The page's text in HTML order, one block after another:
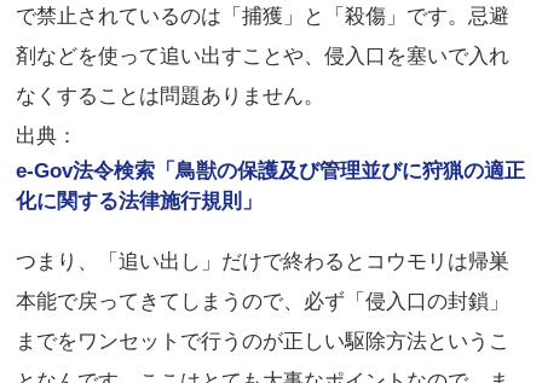
で禁止されているのは「捕獲」と「殺傷」です。忌避
剤などを使って追い出すことや、侵入口を塞いで入れ
なくすることは問題ありません。
出典：
e-Gov法令検索「鳥獣の保護及び管理並びに狩猟の適正
化に関する法律施行規則」
つまり、「追い出し」だけで終わるとコウモリは帰巣
本能で戻ってきてしまうので、必ず「侵入口の封鎖」
までをワンセットで行うのが正しい駆除方法というこ